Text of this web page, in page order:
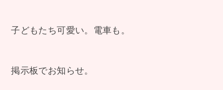
子どもたち可愛い。電車も。
掲示板でお知らせ。